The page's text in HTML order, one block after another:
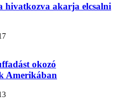
hivatkozva akarja elcsalni
okozó
Amerikában